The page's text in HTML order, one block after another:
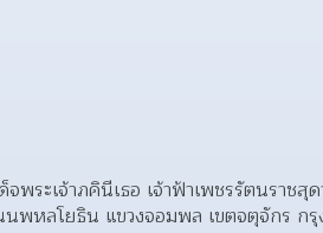
ระเจ้าภคินีเธอ เจ้าฟ้าเพชรรัตนราชสุ
หลโยธิน แขวงจอมพล เขตจตุจักร